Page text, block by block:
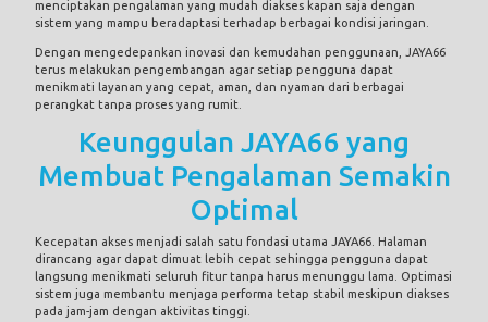
menciptakan pengalaman yang mudah diakses kapan saja dengan
sistem yang mampu beradaptasi terhadap berbagai kondisi jaringan.
Dengan mengedepankan inovasi dan kemudahan penggunaan, JAYA66
terus melakukan pengembangan agar setiap pengguna dapat
menikmati layanan yang cepat, aman, dan nyaman dari berbagai
perangkat tanpa proses yang rumit.
Keunggulan JAYA66 yang
Membuat Pengalaman Semakin
Optimal
Kecepatan akses menjadi salah satu fondasi utama JAYA66. Halaman
dirancang agar dapat dimuat lebih cepat sehingga pengguna dapat
langsung menikmati seluruh fitur tanpa harus menunggu lama. Optimasi
sistem juga membantu menjaga performa tetap stabil meskipun diakses
pada jam-jam dengan aktivitas tinggi.